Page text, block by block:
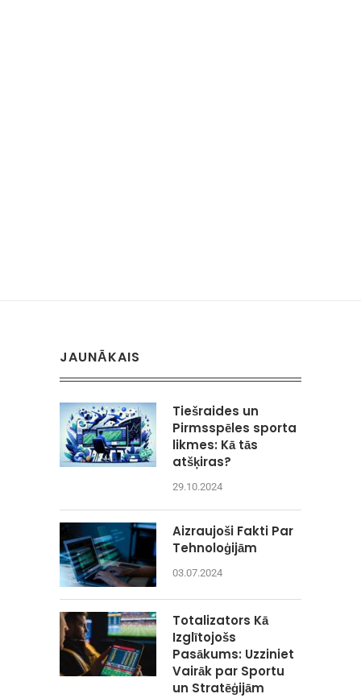
JAUNĀKAIS
Tiešraides un
Pirmsspēles sporta
likmes: Kā tās
atšķiras?
29.10.2024
Aizraujoši Fakti Par
Tehnoloģijām
03.07.2024
Totalizators Kā
Izglītojošs
Pasākums: Uzziniet
Vairāk par Sportu
un Stratēģijām